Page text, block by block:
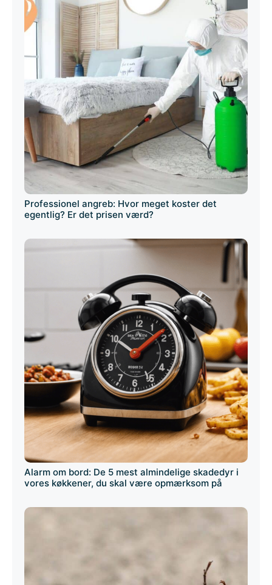
Professionel angreb: Hvor meget koster det
egentlig? Er det prisen værd?
Alarm om bord: De 5 mest almindelige skadedyr i
vores køkkener, du skal være opmærksom på